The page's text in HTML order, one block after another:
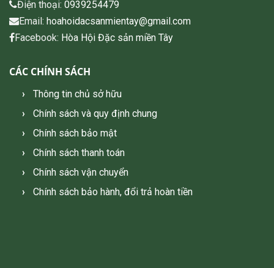
Điện thoại: 0939254479
Email: hoahoidacsanmientay@gmail.com
Facebook: Hòa Hội Đặc sản miền Tây
CÁC CHÍNH SÁCH
Thông tin chủ sở hữu
Chính sách và quy định chung
Chính sách bảo mật
Chính sách thanh toán
Chính sách vận chuyển
Chính sách bảo hành, đổi trả hoàn tiền